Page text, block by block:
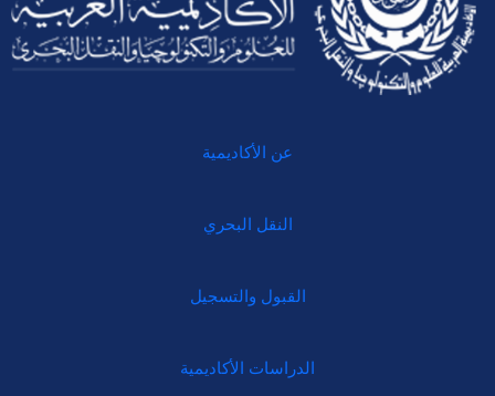
عن الأكاديمية
النقل البحري
القبول والتسجيل
الدراسات الأكاديمية